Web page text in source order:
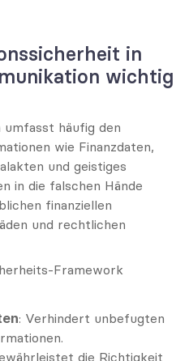
in
wichtig
umfasst häufig den
wie Finanzdaten,
und geistiges
in die falschen Hände
finanziellen
und rechtlichen
Framework
: Verhindert unbefugten
die Richtigkeit